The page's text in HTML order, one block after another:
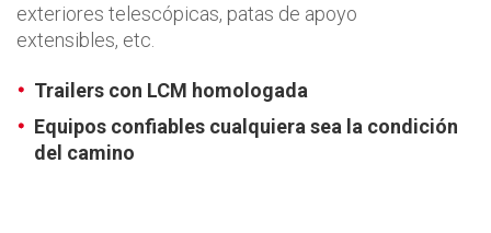
exteriores telescópicas, patas de apoyo
extensibles, etc.
Trailers con LCM homologada
Equipos confiables cualquiera sea la condición
del camino